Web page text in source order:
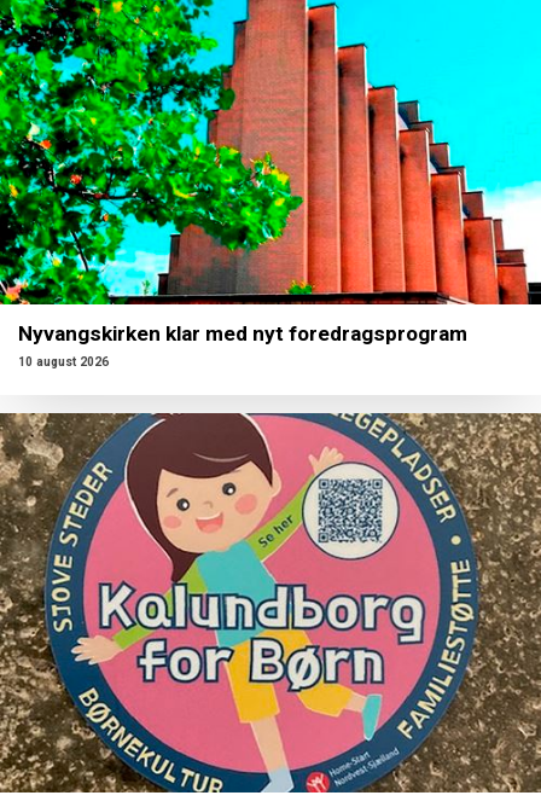
Nyvangskirken klar med nyt foredragsprogram
10 august 2026